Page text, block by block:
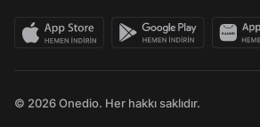
© 2026 Onedio. Her hakkı saklıdır.